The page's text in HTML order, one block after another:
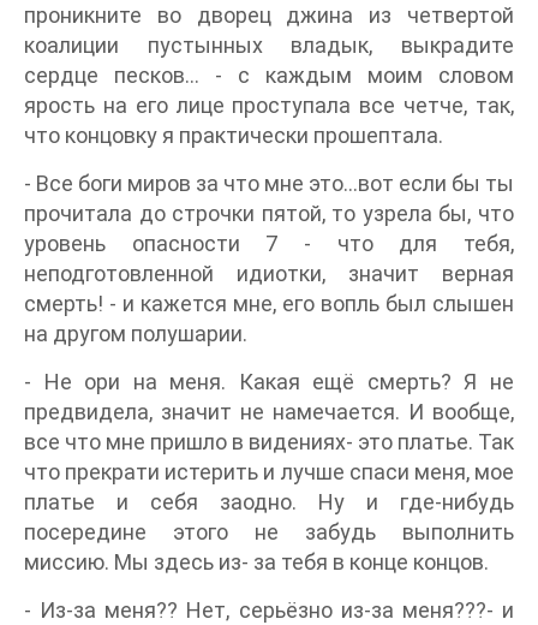
проникните во дворец джина из четвертой
коалиции пустынных владык, выкрадите
сердце песков... - с каждым моим словом
ярость на его лице проступала все четче, так,
что концовку я практически прошептала.
- Все боги миров за что мне это...вот если бы ты
прочитала до строчки пятой, то узрела бы, что
уровень опасности 7 - что для тебя,
неподготовленной идиотки, значит верная
смерть! - и кажется мне, его вопль был слышен
на другом полушарии.
- Не ори на меня. Какая ещё смерть? Я не
предвидела, значит не намечается. И вообще,
все что мне пришло в видениях- это платье. Так
что прекрати истерить и лучше спаси меня, мое
платье и себя заодно. Ну и где-нибудь
посередине этого не забудь выполнить
миссию. Мы здесь из- за тебя в конце концов.
- Из-за меня?? Нет, серьёзно из-за меня???- и